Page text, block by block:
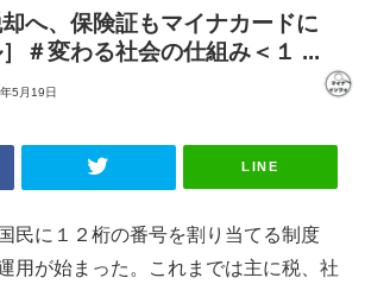
却へ、保険証もマイナカードに
］＃変わる社会の仕組み＜１ ...
5月19日
LINE
民に１２桁の番号を割り当てる制度
用が始まった。これまでは主に税、社